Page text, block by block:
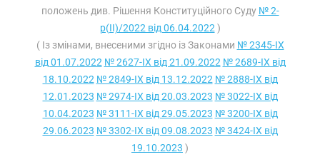
положень див. Рішення Конституційного Суду № 2-
р(II)/2022 від 06.04.2022 )
( Із змінами, внесеними згідно із Законами № 2345-IX
від 01.07.2022 № 2627-IX від 21.09.2022 № 2689-IX від
18.10.2022 № 2849-IX від 13.12.2022 № 2888-IX від
12.01.2023 № 2974-IX від 20.03.2023 № 3022-IX від
10.04.2023 № 3111-IX від 29.05.2023 № 3200-IX від
29.06.2023 № 3302-IX від 09.08.2023 № 3424-IX від
19.10.2023 )